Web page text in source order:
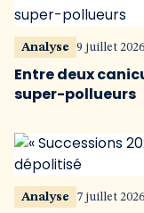
Analyse 9 juillet 2026
Entre deux
super-pollueurs
Analyse 7 juillet 2026